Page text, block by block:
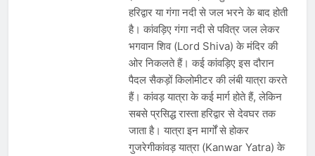
हरिद्वार या गंगा नदी से जल भरने के बाद होती
है। कांवड़िए गंगा नदी से पवित्र जल लेकर
भगवान शिव (Lord Shiva) के मंदिर की
ओर निकलते हैं। कई कांवड़िए इस दौरान
पैदल सैकड़ों किलोमीटर की लंबी यात्रा करते
हैं। कांवड़ यात्रा के कई मार्ग होते हैं, लेकिन
सबसे प्रसिद्ध रास्ता हरिद्वार से देवघर तक
जाता है। यात्रा इन मार्गों से होकर
गुजरेगीकांवड़ यात्रा (Kanwar Yatra) के